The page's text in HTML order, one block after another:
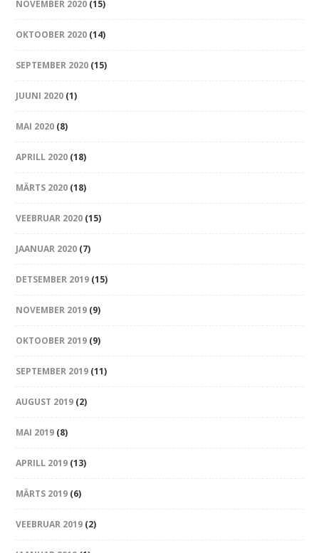
NOVEMBER 2020 (15)
OKTOOBER 2020 (14)
SEPTEMBER 2020 (15)
JUUNI 2020 (1)
MAI 2020 (8)
APRILL 2020 (18)
MÄRTS 2020 (18)
VEEBRUAR 2020 (15)
JAANUAR 2020 (7)
DETSEMBER 2019 (15)
NOVEMBER 2019 (9)
OKTOOBER 2019 (9)
SEPTEMBER 2019 (11)
AUGUST 2019 (2)
MAI 2019 (8)
APRILL 2019 (13)
MÄRTS 2019 (6)
VEEBRUAR 2019 (2)